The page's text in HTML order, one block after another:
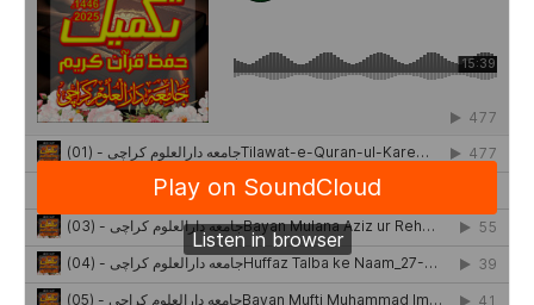
شعبہ دارالافتاء، جامعہ دارالعلوم کراچی، شارع دارالعلوم، انڈسٹریل ایریا،
کورنگی کراچی
بذریعہ فون:32-31-35123030-21-0092